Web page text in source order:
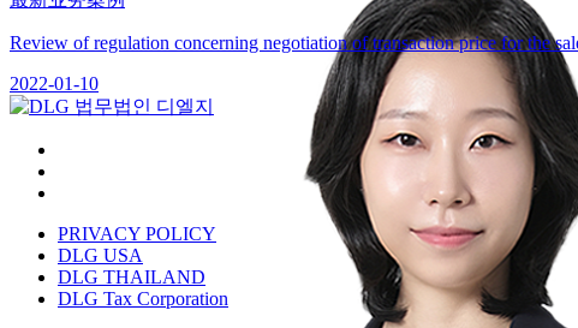
Review of regulation concerning negotiation of transaction price for the
2022-01-10
PRIVACY POLICY
DLG USA
DLG THAILAND
DLG Tax Corporation